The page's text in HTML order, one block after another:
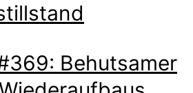
Behutsamer